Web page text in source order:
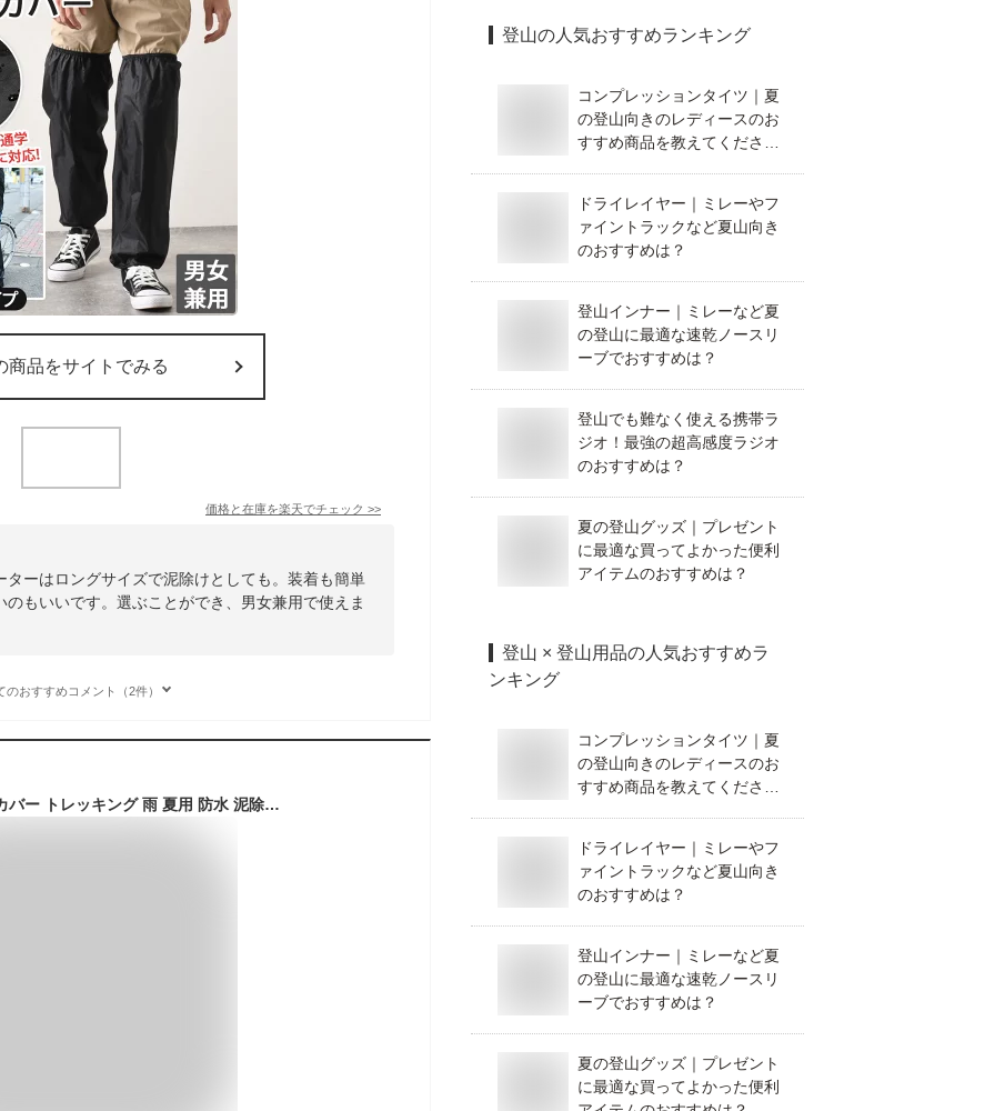
商品をサイトでみる
価格と在庫を楽天でチェック >>
ーはロングサイズで泥除けとしても。装着も簡単
もいいです。選ぶことができ、男女兼用で使えま
のおすすめコメント（2件）
登山ゲイター レッグカバー トレッキング 雨 夏用 防水 泥除け アウトドア 登山スパッツ 撥水 ハイキング 軽量 砂よけ 男女兼用 登山用ゲイター ゲーター ロングスパッツ 防寒 ロングゲイター 雨よけ 雪よけ 通気 バイク 汚れ防止 高耐久性 レインウェア アウトドア用品
登山の人気おすすめランキング
コンプレッションタイツ｜夏
の登山向きのレディースのお
すすめ商品を教えてくださ
ドライレイヤー｜ミレーやフ
ァイントラックなど夏山向き
のおすすめは？
登山インナー｜ミレーなど夏
の登山に最適な速乾ノースリ
ーブでおすすめは？
登山でも難なく使える携帯ラ
ジオ！最強の超高感度ラジオ
のおすすめは？
夏の登山グッズ｜プレゼント
に最適な買ってよかった便利
アイテムのおすすめは？
登山 × 登山用品の人気おすすめラ
ンキング
コンプレッションタイツ｜夏
の登山向きのレディースのお
すすめ商品を教えてくださ
ドライレイヤー｜ミレーやフ
ァイントラックなど夏山向き
のおすすめは？
登山インナー｜ミレーなど夏
の登山に最適な速乾ノースリ
ーブでおすすめは？
夏の登山グッズ｜プレゼント
に最適な買ってよかった便利